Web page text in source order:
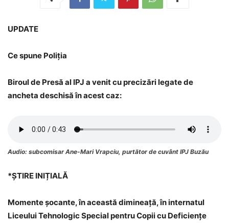
UPDATE
Ce spune Poliția
Biroul de Presă al IPJ a venit cu precizări legate de
ancheta deschisă în acest caz:
Audio: subcomisar Ane-Mari Vrapciu, purtător de cuvânt IPJ Buzău
*ȘTIRE INIȚIALĂ
Momente șocante, în această dimineață, în internatul
Liceului Tehnologic Special pentru Copii cu Deficiențe